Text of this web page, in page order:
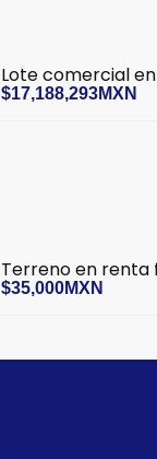
Lote comercial
$17,188,293MXN
Terreno en renta
$35,000MXN